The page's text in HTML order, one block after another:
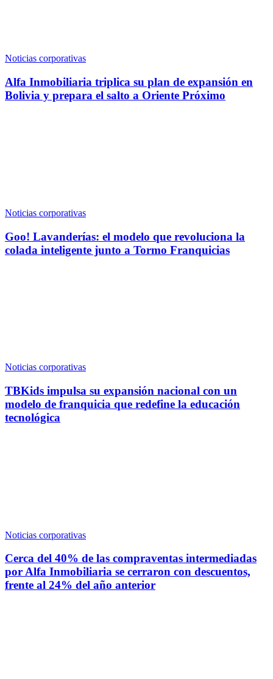
Noticias corporativas
Alfa Inmobiliaria triplica su plan de expansión en
Bolivia y prepara el salto a Oriente Próximo
Noticias corporativas
Goo! Lavanderías: el modelo que revoluciona la
colada inteligente junto a Tormo Franquicias
Noticias corporativas
TBKids impulsa su expansión nacional con un
modelo de franquicia que redefine la educación
tecnológica
Noticias corporativas
Cerca del 40% de las compraventas intermediadas
por Alfa Inmobiliaria se cerraron con descuentos,
frente al 24% del año anterior